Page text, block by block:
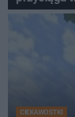
CIEKAWOSTKI